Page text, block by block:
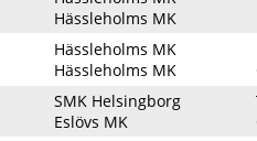
Hässleholms MK
Hässleholms MK
Hässleholms MK
SMK Helsingborg
Eslövs MK